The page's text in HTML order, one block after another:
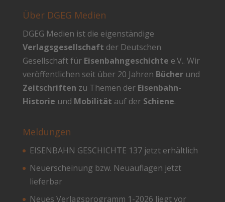
Über DGEG Medien
DGEG Medien ist die eigenständige
Verlagsgesellschaft der Deutschen
Gesellschaft für Eisenbahngeschichte e.V.. Wir
veröffentlichen seit über 20 Jahren Bücherund
Zeitschriften zu Themen der Eisenbahn-
Historie und Mobilität auf der Schiene.
Meldungen
EISENBAHN GESCHICHTE 137 jetzt erhältlich
Neuerscheinung bzw. Neuauflagen jetzt
lieferbar
Neues Verlagsprogramm 1-2026 liegt vor